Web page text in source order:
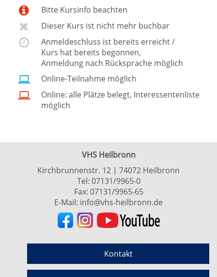
Bitte Kursinfo beachten
Dieser Kurs ist nicht mehr buchbar
Anmeldeschluss ist bereits erreicht /
Kurs hat bereits begonnen,
Anmeldung nach Rücksprache möglich
Online-Teilnahme möglich
Online: alle Plätze belegt, Interessentenliste
möglich
VHS Heilbronn
Kirchbrunnenstr. 12 | 74072 Heilbronn
Tel: 07131/9965-0
Fax: 07131/9965-65
E-Mail: info@vhs-heilbronn.de
Kontakt